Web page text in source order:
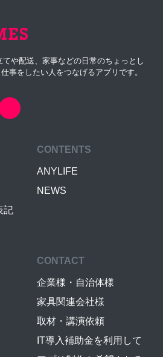
や配送、家事などの日常のちょっとし
事をしたい人をつなげるアプリです。
記
CONTENTS
ANYLIFE
NEWS
CONTACT
企業様・自治体様
家具関連会社様
取材・講演依頼
IT導入補助金を利用して